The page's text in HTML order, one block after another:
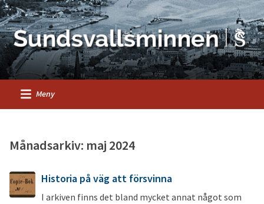
Meny
Månadsarkiv: maj 2024
Historia på väg att försvinna
I arkiven finns det bland mycket annat något som